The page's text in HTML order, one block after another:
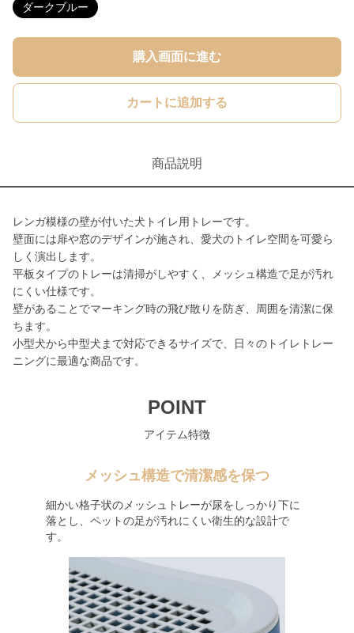
ダークブルー
購入画面に進む
カートに追加する
商品説明
レンガ模様の壁が付いた犬トイレ用トレーです。
壁面には扉や窓のデザインが施され、愛犬のトイレ空間を可愛ら
しく演出します。
平板タイプのトレーは清掃がしやすく、メッシュ構造で足が汚れ
にくい仕様です。
壁があることでマーキング時の飛び散りを防ぎ、周囲を清潔に保
ちます。
小型犬から中型犬まで対応できるサイズで、日々のトイレトレー
ニングに最適な商品です。
POINT
アイテム特徴
メッシュ構造で清潔感を保つ
細かい格子状のメッシュトレーが尿をしっかり下に
落とし、ペットの足が汚れにくい衛生的な設計で
す。